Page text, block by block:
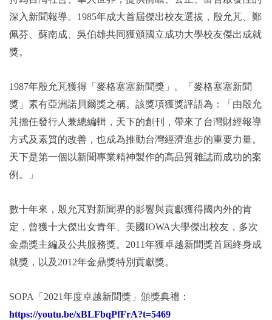
深入新聞報導。1985年成大首屆傑出校友選拔，殷允芃、鄭
佩芬、蘇南成、吳伯雄共同獲頒國立成功大學校友傑出成就
獎。
1987年殷允芃獲得「麥格塞塞新聞獎」。「麥格塞塞新聞
獎」素有亞洲諾貝爾獎之稱。該獎項獲獎評語為：「由殷允
芃擔任發行人兼總編輯，天下的創刊，帶來了台灣財經報導
方式及素質的改善，也成為推動台灣經濟進步的重要力量。
天下是第一個以新聞專業精神製作的高品質雜誌而成功的案
例。」
數十年來，殷允芃對新聞界的影響與貢獻獲得國內外的肯
定，曾獲十大傑出女青年、美國IOWA大學傑出校友，多次
金鼎獎主編及公共服務獎。2011年獲卓越新聞獎首屆終身成
就獎，以及2012年金鼎獎特別貢獻獎。
SOPA
「2021年度卓越新聞獎」頒獎典禮：
https://youtu.be/xBLFbqPfFrA?t=5469